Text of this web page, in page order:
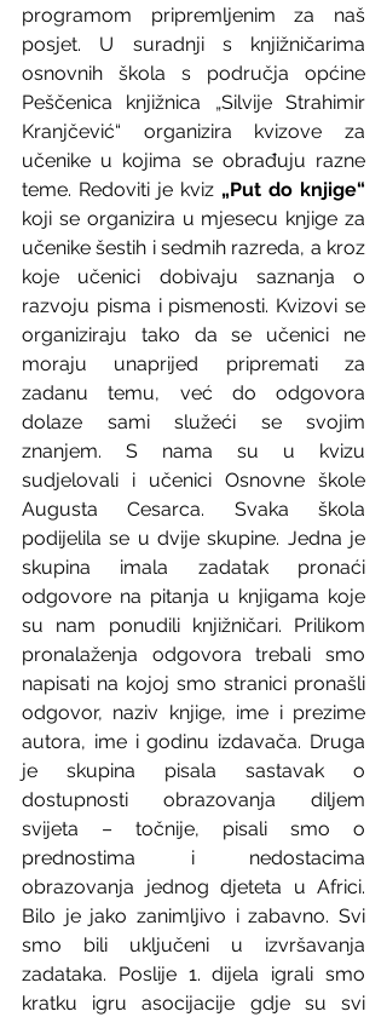
programom pripremljenim za naš
posjet. U suradnji s knjižničarima
osnovnih škola s područja općine
Peščenica knjižnica „Silvije Strahimir
Kranjčević“ organizira kvizove za
učenike u kojima se obrađuju razne
teme. Redoviti je kviz „Put do knjige“
koji se organizira u mjesecu knjige za
učenike šestih i sedmih razreda, a kroz
koje učenici dobivaju saznanja o
razvoju pisma i pismenosti. Kvizovi se
organiziraju tako da se učenici ne
moraju unaprijed pripremati za
zadanu temu, već do odgovora
dolaze sami služeći se svojim
znanjem. S nama su u kvizu
sudjelovali i učenici Osnovne škole
Augusta Cesarca. Svaka škola
podijelila se u dvije skupine. Jedna je
skupina imala zadatak pronaći
odgovore na pitanja u knjigama koje
su nam ponudili knjižničari. Prilikom
pronalaženja odgovora trebali smo
napisati na kojoj smo stranici pronašli
odgovor, naziv knjige, ime i prezime
autora, ime i godinu izdavača. Druga
je skupina pisala sastavak o
dostupnosti obrazovanja diljem
svijeta – točnije, pisali smo o
prednostima i nedostacima
obrazovanja jednog djeteta u Africi.
Bilo je jako zanimljivo i zabavno. Svi
smo bili uključeni u izvršavanja
zadataka. Poslije 1. dijela igrali smo
kratku igru asocijacije gdje su svi